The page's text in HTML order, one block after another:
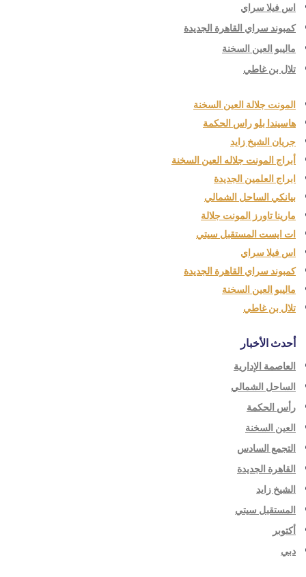
اس فيلا سراي
كمبوند سراي القاهرة الجديدة
ماليبو العين السخنة
تلال بن غاطي
المونت جلالة العين السخنة
هاسيندا بلو راس الحكمة
جريان الشيخ زايد
أبراج المونت جلاله العين السخنة
ابراج العلمين الجديدة
بيانكي الساحل الشمالي
مارينا تاورز المونت جلالة
ات ايست المستقبل سيتي
اس فيلا سراي
كمبوند سراي القاهرة الجديدة
ماليبو العين السخنة
تلال بن غاطي
أحدث الأخبار
العاصمة الإدارية
الساحل الشمالي
رأس الحكمة
العين السخنة
التجمع السادس
القاهرة الجديدة
الشيخ زايد
المستقبل سيتي
أكتوبر
دبي